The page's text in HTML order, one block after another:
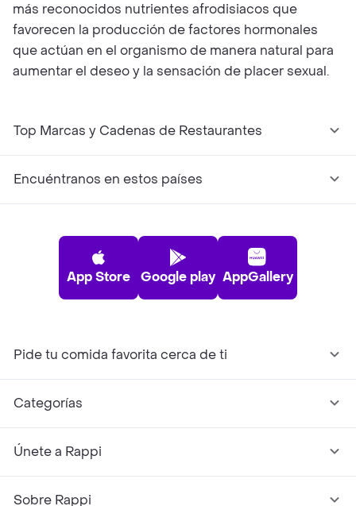
más reconocidos nutrientes afrodisiacos que
favorecen la producción de factores hormonales
que actúan en el organismo de manera natural para
aumentar el deseo y la sensación de placer sexual.
Top Marcas y Cadenas de Restaurantes
Encuéntranos en estos países
App Store Google play AppGallery
Pide tu comida favorita cerca de ti
Categorías
Únete a Rappi
Sobre Rappi